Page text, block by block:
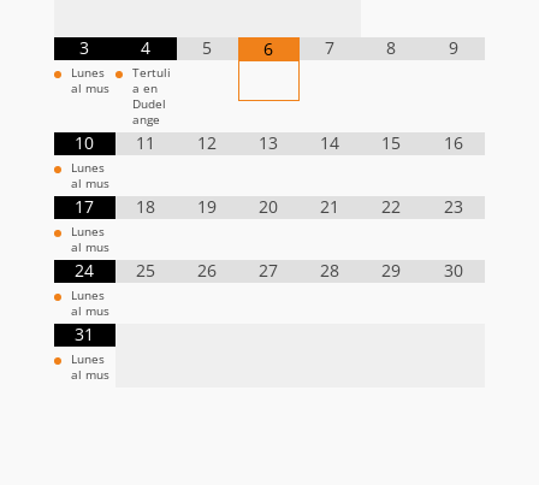
3
Lunes
al mus
4
Tertuli
a en
Dudel
ange
5 6 7 8 9
10
Lunes
al mus
11 12 13 14 15 16
17
Lunes
al mus
18 19 20 21 22 23
24
Lunes
al mus
25 26 27 28 29 30
31
Lunes
al mus